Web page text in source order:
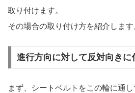
取り付けます。
その場合の取り付け方を紹介します
進行方向に対して反対向きに
まず、シートベルトをこの輪に通